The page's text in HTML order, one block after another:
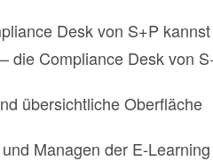
Desk von S+P
die Compliance Desk von
übersichtliche Oberfläche
Managen der E-